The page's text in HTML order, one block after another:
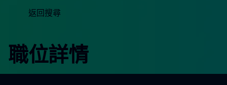
返回搜尋
職位詳情